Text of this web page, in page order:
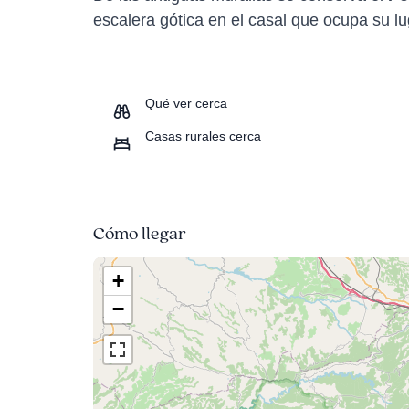
escalera gótica en el casal que ocupa su
Qué ver cerca
Casas rurales cerca
Cómo llegar
+
−